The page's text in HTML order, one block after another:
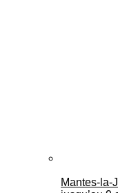
Mantes-la-